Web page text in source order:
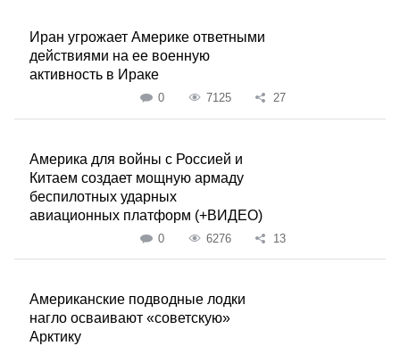
Иран угрожает Америке ответными
действиями на ее военную
активность в Ираке
0 7125 27
Америка для войны с Россией и
Китаем создает мощную армаду
беспилотных ударных
авиационных платформ (+ВИДЕО)
0 6276 13
Американские подводные лодки
нагло осваивают «советскую»
Арктику